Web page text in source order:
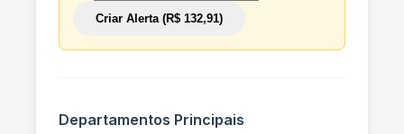
Criar Alerta (R$ 132,91)
Departamentos Principais